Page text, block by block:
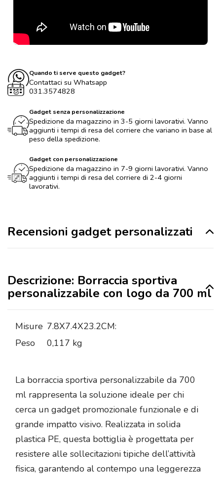
Quando ti serve questo gadget?
Contattaci su Whatsapp
031.3574828
Gadget senza personalizzazione
Spedizione da magazzino in 3-5 giorni lavorativi. Vanno
aggiunti i tempi di resa del corriere che variano in base al
peso della spedizione.
Gadget con personalizzazione
Spedizione da magazzino in 7-9 giorni lavorativi. Vanno
aggiunti i tempi di resa del corriere di 2-4 giorni
lavorativi.
Recensioni gadget personalizzati
Descrizione: Borraccia sportiva
personalizzabile con logo da 700 ml
Misure 7.8X7.4X23.2CM:
Peso
0,117 kg
La borraccia sportiva personalizzabile da 700
ml rappresenta la soluzione ideale per chi
cerca un gadget promozionale funzionale e di
grande impatto visivo. Realizzata in solida
plastica PE, questa bottiglia è progettata per
resistere alle sollecitazioni tipiche dell’attività
fisica, garantendo al contempo una leggerezza